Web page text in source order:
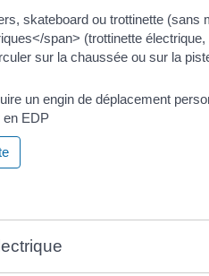
skateboard ou trottinette
span> (trottinette
sur la chaussée ou sur la
en EDP